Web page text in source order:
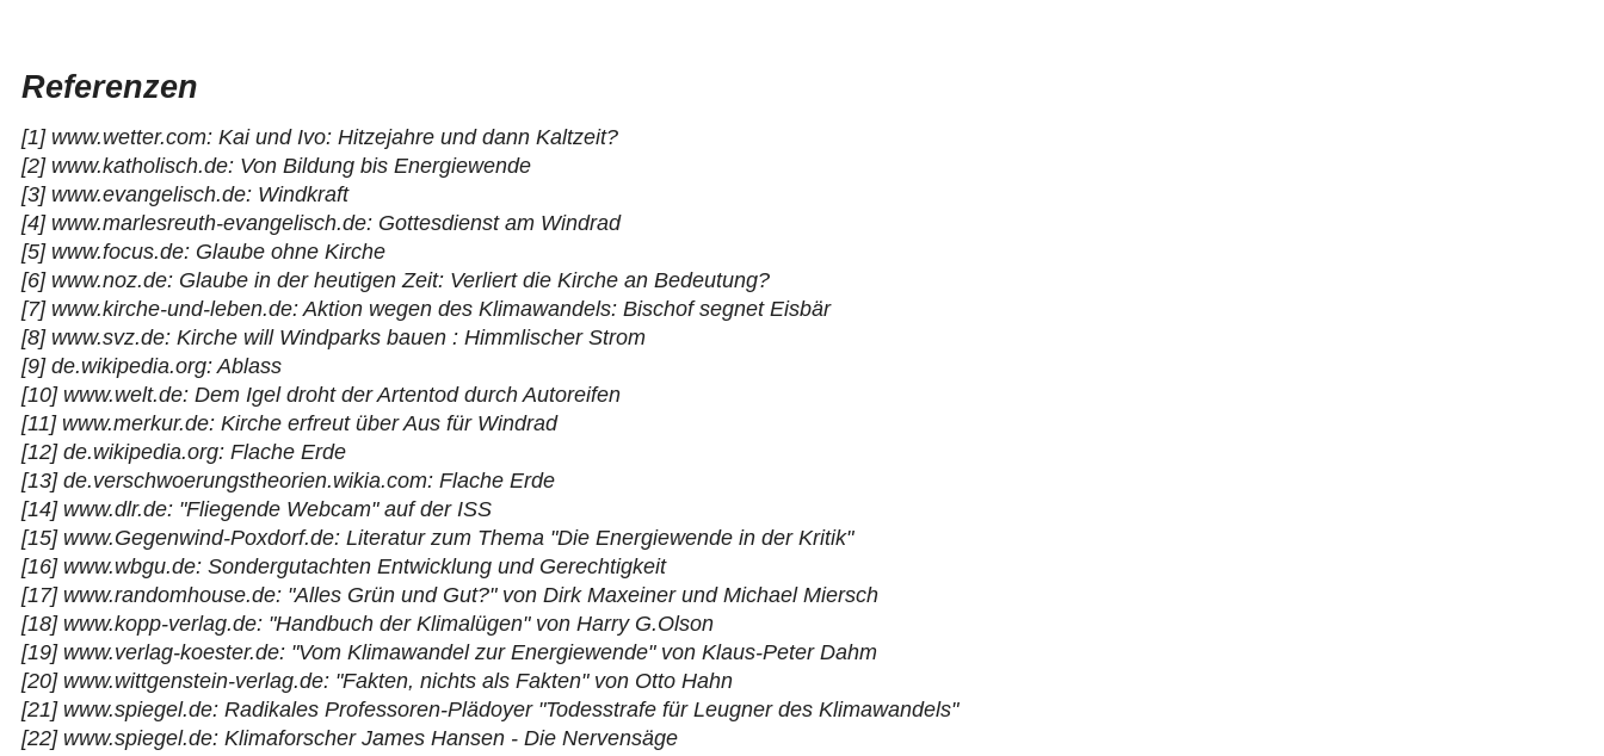
Referenzen
[1] www.wetter.com: Kai und Ivo: Hitzejahre und dann Kaltzeit?
[2] www.katholisch.de: Von Bildung bis Energiewende
[3] www.evangelisch.de: Windkraft
[4] www.marlesreuth-evangelisch.de: Gottesdienst am Windrad
[5] www.focus.de: Glaube ohne Kirche
[6] www.noz.de: Glaube in der heutigen Zeit: Verliert die Kirche an Bedeutung?
[7] www.kirche-und-leben.de: Aktion wegen des Klimawandels: Bischof segnet Eisbär
[8] www.svz.de: Kirche will Windparks bauen : Himmlischer Strom
[9] de.wikipedia.org: Ablass
[10] www.welt.de: Dem Igel droht der Artentod durch Autoreifen
[11] www.merkur.de: Kirche erfreut über Aus für Windrad
[12] de.wikipedia.org: Flache Erde
[13] de.verschwoerungstheorien.wikia.com: Flache Erde
[14] www.dlr.de: "Fliegende Webcam" auf der ISS
[15] www.Gegenwind-Poxdorf.de: Literatur zum Thema "Die Energiewende in der Kritik"
[16] www.wbgu.de: Sondergutachten Entwicklung und Gerechtigkeit
[17] www.randomhouse.de: "Alles Grün und Gut?" von Dirk Maxeiner und Michael Miersch
[18] www.kopp-verlag.de: "Handbuch der Klimalügen" von Harry G.Olson
[19] www.verlag-koester.de: "Vom Klimawandel zur Energiewende" von Klaus-Peter Dahm
[20] www.wittgenstein-verlag.de: "Fakten, nichts als Fakten" von Otto Hahn
[21] www.spiegel.de: Radikales Professoren-Plädoyer "Todesstrafe für Leugner des Klimawandels"
[22] www.spiegel.de: Klimaforscher James Hansen - Die Nervensäge